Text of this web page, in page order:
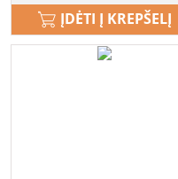
ĮDĖTI Į KREPŠELĮ